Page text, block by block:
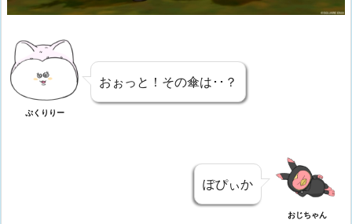
ぷくりりー
おぉっと！その傘は･･？
ぽぴぃか
おじちゃん